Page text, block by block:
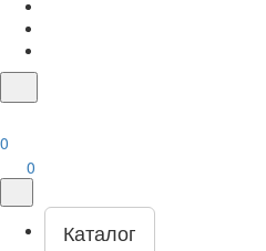
0
0
Каталог